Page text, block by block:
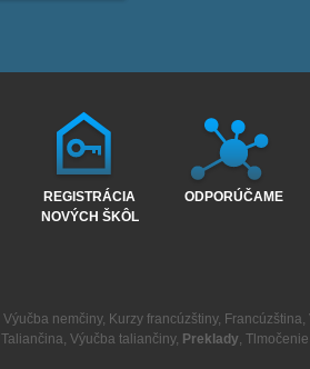
REGISTRÁCIA
NOVÝCH ŠKÔL
ODPORÚČAME
Výučba nemčiny, Kurzy francúzštiny, Francúzština,
Taliančina, Výučba taliančiny, Preklady, Tlmočenie